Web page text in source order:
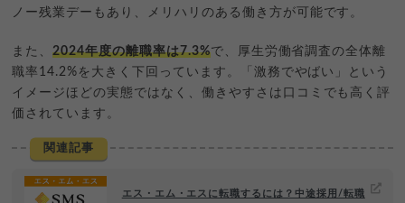
ノー残業デーもあり、メリハリのある働き方が可能です。
また、2024年度の離職率は7.3%で、厚生労働省調査の全体離
職率14.2%を大きく下回っています。「激務でやばい」という
イメージほどの実態ではなく、働きやすさは口コミでも高く評
価されています。
関連記事
エス・エム・エスに転職するには？中途採用/転職